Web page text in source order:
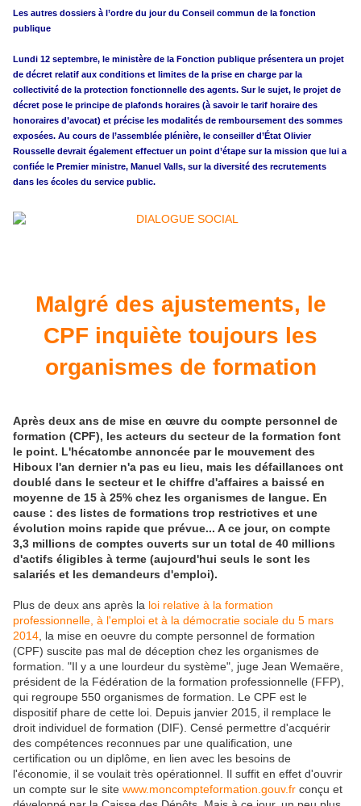
Les autres dossiers à l’ordre du jour du Conseil commun de la fonction
publique
Lundi 12 septembre, le ministère de la Fonction publique présentera un projet
de décret relatif aux conditions et limites de la prise en charge par la
collectivité de la protection fonctionnelle des agents. Sur le sujet, le projet de
décret pose le principe de plafonds horaires (à savoir le tarif horaire des
honoraires d’avocat) et précise les modalités de remboursement des sommes
exposées. Au cours de l’assemblée plénière, le conseiller d’État Olivier
Rousselle devrait également effectuer un point d’étape sur la mission que lui a
confiée le Premier ministre, Manuel Valls, sur la diversité des recrutements
dans les écoles du service public.
Malgré des ajustements, le
CPF inquiète toujours les
organismes de formation
Après deux ans de mise en œuvre du compte personnel de
formation (CPF), les acteurs du secteur de la formation font
le point. L'hécatombe annoncée par le mouvement des
Hiboux l'an dernier n'a pas eu lieu, mais les défaillances ont
doublé dans le secteur et le chiffre d'affaires a baissé en
moyenne de 15 à 25% chez les organismes de langue. En
cause : des listes de formations trop restrictives et une
évolution moins rapide que prévue... A ce jour, on compte
3,3 millions de comptes ouverts sur un total de 40 millions
d'actifs éligibles à terme (aujourd'hui seuls le sont les
salariés et les demandeurs d'emploi).
Plus de deux ans après la loi relative à la formation
professionnelle, à l'emploi et à la démocratie sociale du 5 mars
2014 , la mise en oeuvre du compte personnel de formation
(CPF) suscite pas mal de déception chez les organismes de
formation. "Il y a une lourdeur du système", juge Jean Wemaëre,
président de la Fédération de la formation professionnelle (FFP),
qui regroupe 550 organismes de formation. Le CPF est le
dispositif phare de cette loi. Depuis janvier 2015, il remplace le
droit individuel de formation (DIF). Censé permettre d'acquérir
des compétences reconnues par une qualification, une
certification ou un diplôme, en lien avec les besoins de
l'économie, il se voulait très opérationnel. Il suffit en effet d'ouvrir
un compte sur le site www.moncompteformation.gouv.fr conçu et